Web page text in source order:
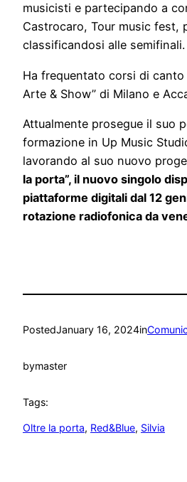
musicisti e partecipando a
Castrocaro, Tour music fest,
classificandosi alle semifinali.
Ha frequentato corsi di canto
Arte & Show” di Milano e
Attualmente prosegue il suo
formazione in Up Music
lavorando al suo nuovo
la porta”, il nuovo singolo
piattaforme digitali dal 12
rotazione radiofonica da
PostedJanuary 16, 2024in
bymaster
Tags:
Oltre la porta, Red&Blue, Silvia